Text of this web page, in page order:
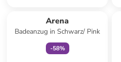
Arena
Badeanzug in Schwarz/ Pink
-58%